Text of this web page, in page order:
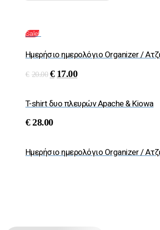
Sale!
Ημερήσιο ημερολόγιο Organizer /
€ 20.00 € 17.00
T-shirt δυο πλευρών Αpache & Kiowa
€ 28.00
Ημερήσιο ημερολόγιο Organizer /